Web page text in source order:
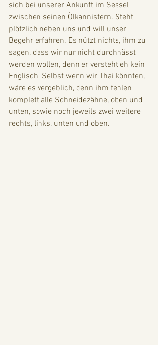
sich bei unserer Ankunft im Sessel
zwischen seinen Ölkannistern. Steht
plötzlich neben uns und will unser
Begehr erfahren. Es nützt nichts, ihm zu
sagen, dass wir nur nicht durchnässt
werden wollen, denn er versteht eh kein
Englisch. Selbst wenn wir Thai könnten,
wäre es vergeblich, denn ihm fehlen
komplett alle Schneidezähne, oben und
unten, sowie noch jeweils zwei weitere
rechts, links, unten und oben.